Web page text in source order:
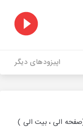
اپیزودهای دیگر